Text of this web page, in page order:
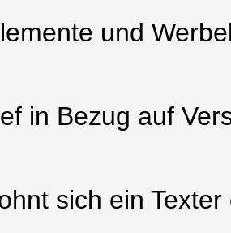
und
in Bezug auf
sich ein